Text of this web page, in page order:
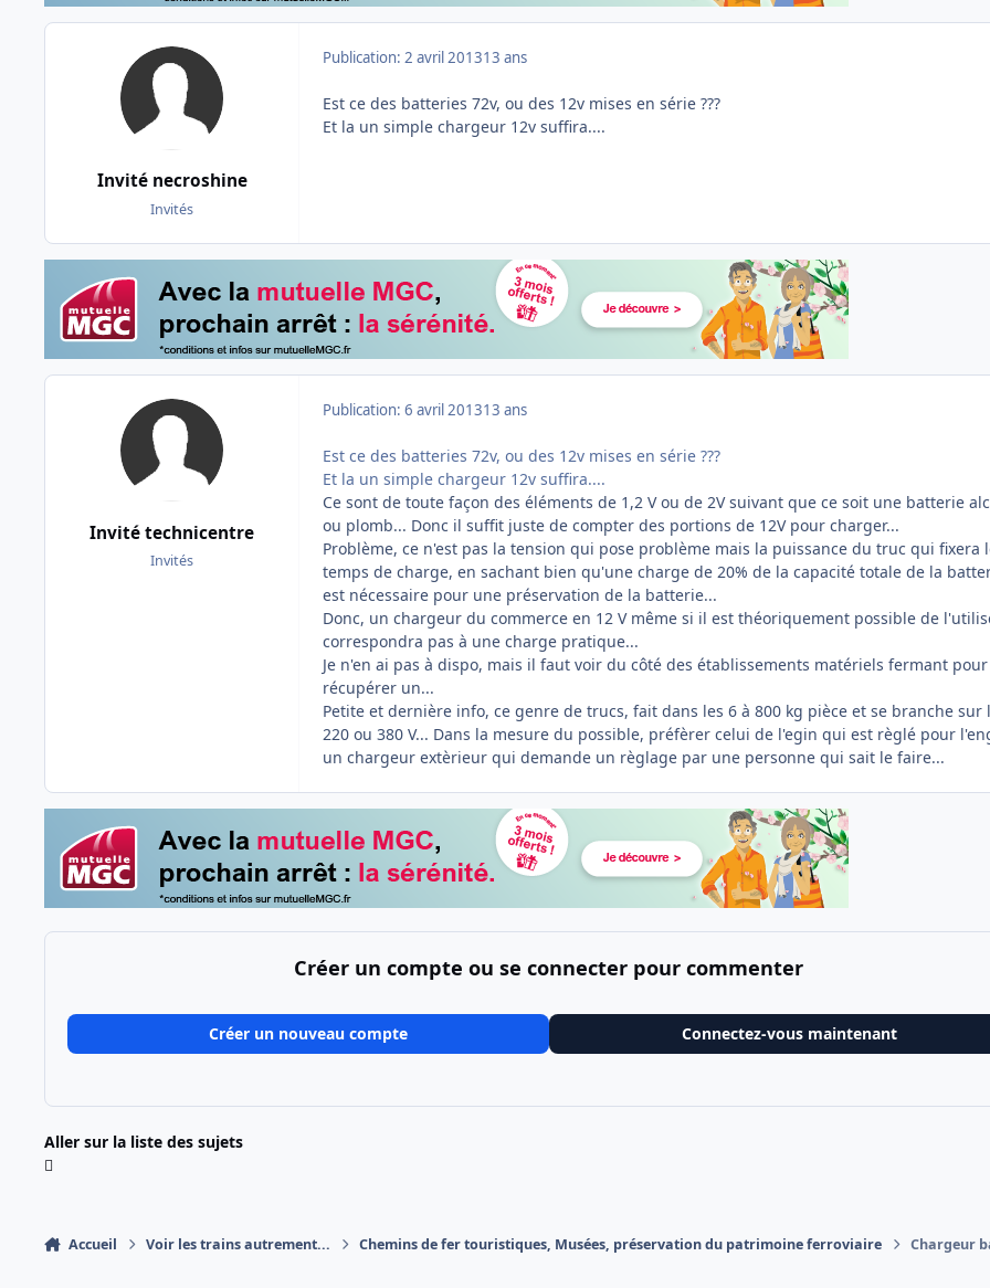
Invité necroshine
Invités
Publication: 2 avril 201313 ans
Est ce des batteries 72v, ou des 12v mises en série ???
Et la un simple chargeur 12v suffira....
Invité technicentre
Invités
Publication: 6 avril 201313 ans
Est ce des batteries 72v, ou des 12v mises en série ???
Et la un simple chargeur 12v suffira....
Ce sont de toute façon des éléments de 1,2 V ou de 2V suivant que ce soit une batterie
ou plomb... Donc il suffit juste de compter des portions de 12V pour charger...
Problème, ce n'est pas la tension qui pose problème mais la puissance du truc qui fixera
temps de charge, en sachant bien qu'une charge de 20% de la capacité totale de la
est nécessaire pour une préservation de la batterie...
Donc, un chargeur du commerce en 12 V même si il est théoriquement possible de
correspondra pas à une charge pratique...
Je n'en ai pas à dispo, mais il faut voir du côté des établissements matériels fermant
récupérer un...
Petite et dernière info, ce genre de trucs, fait dans les 6 à 800 kg pièce et se branche sur
220 ou 380 V... Dans la mesure du possible, préfèrer celui de l'egin qui est règlé pour
un chargeur extèrieur qui demande un règlage par une personne qui sait le faire...
Créer un compte ou se connecter pour commenter
Créer un nouveau compte Connectez-vous maintenant
Aller sur la liste des sujets
Accueil Voir les trains autrement... Chemins de fer touristiques, Musées, préservation du patrimoine ferroviaire Chargeur